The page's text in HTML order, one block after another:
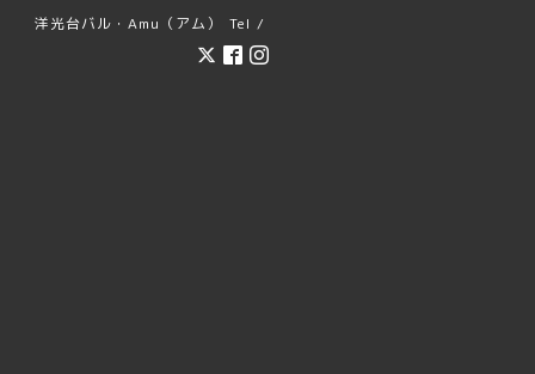
洋光台バル・Amu（アム） Tel /